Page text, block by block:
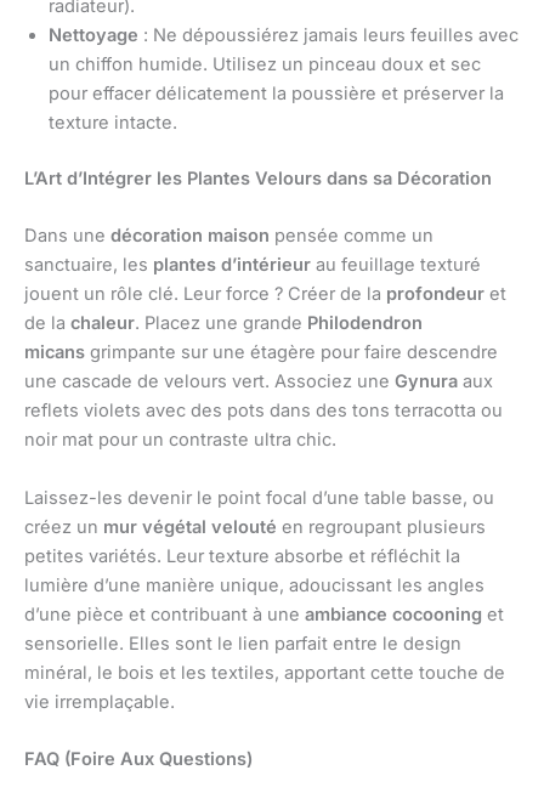
radiateur).
Nettoyage : Ne dépoussiérez jamais leurs feuilles avec
un chiffon humide. Utilisez un pinceau doux et sec
pour effacer délicatement la poussière et préserver la
texture intacte.
L’Art d’Intégrer les Plantes Velours dans sa Décoration
Dans une décoration maison pensée comme un
sanctuaire, les plantes d’intérieur au feuillage texturé
jouent un rôle clé. Leur force ? Créer de la profondeur et
de la chaleur. Placez une grande Philodendron
micans grimpante sur une étagère pour faire descendre
une cascade de velours vert. Associez une Gynura aux
reflets violets avec des pots dans des tons terracotta ou
noir mat pour un contraste ultra chic.
Laissez-les devenir le point focal d’une table basse, ou
créez un mur végétal velouté en regroupant plusieurs
petites variétés. Leur texture absorbe et réfléchit la
lumière d’une manière unique, adoucissant les angles
d’une pièce et contribuant à une ambiance cocooning et
sensorielle. Elles sont le lien parfait entre le design
minéral, le bois et les textiles, apportant cette touche de
vie irremplaçable.
FAQ (Foire Aux Questions)